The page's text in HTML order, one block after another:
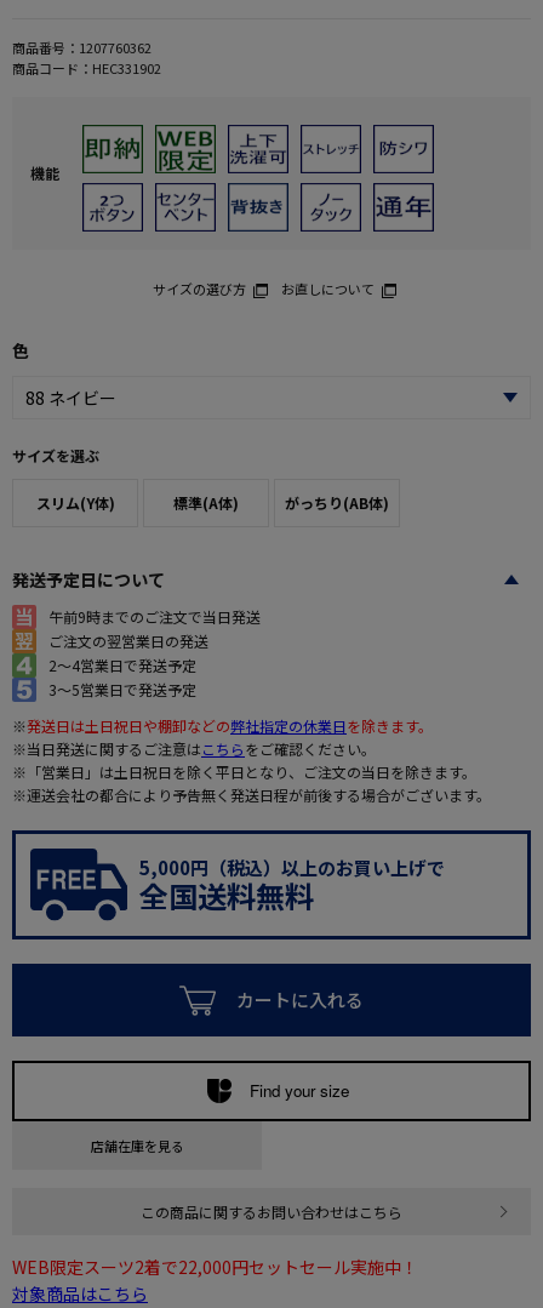
商品番号： 1207760362
商品コード： HEC331902
機能
サイズの選び方 お直しについて
色
サイズを選ぶ
スリム(Y体) 標準(A体) がっちり(AB体)
発送予定日について
午前9時までのご注文で当日発送
ご注文の翌営業日の発送
2～4営業日で発送予定
3～5営業日で発送予定
※発送日は土日祝日や棚卸などの弊社指定の休業日を除きます。
※当日発送に関するご注意はこちらをご確認ください。
※「営業日」は土日祝日を除く平日となり、ご注文の当日を除きます。
※運送会社の都合により予告無く発送日程が前後する場合がございます。
5,000円（税込）以上のお買い上げで
全国送料無料
カートに入れる
Find your size
店舗在庫を見る
この商品に関するお問い合わせはこちら
WEB限定スーツ2着で22,000円セットセール実施中！
対象商品はこちら